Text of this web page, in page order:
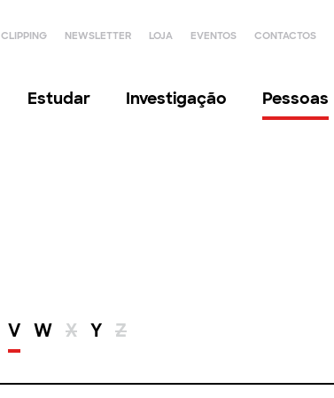
CLIPPING NEWSLETTER LOJA EVENTOS CONTACTOS
Estudar Investigação Pessoas
V W X Y Z